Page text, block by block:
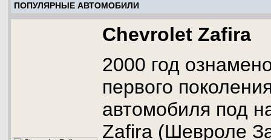
ПОПУЛЯРНЫЕ АВТОМОБИЛИ
Chevrolet Zafira
2000 год
первого
автомобиля под
Zafira (Шевроле